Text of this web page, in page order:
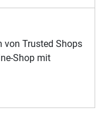
von Trusted Shops
Shop mit